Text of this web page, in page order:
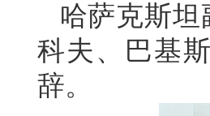
哈萨克斯
科夫、巴基
辞。